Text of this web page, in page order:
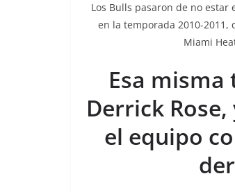
Los Bulls pasaron de no estar
en la temporada 2010-
Miami
Esa
Derrick
el equipo